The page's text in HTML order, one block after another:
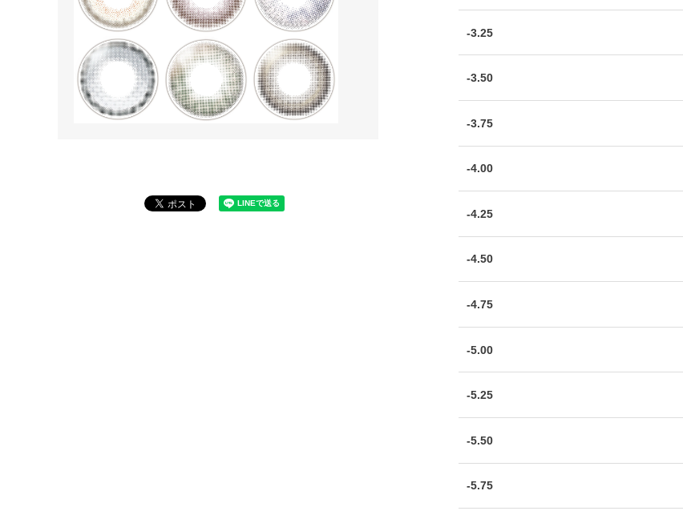
-3.25
-3.50
-3.75
-4.00
-4.25
-4.50
-4.75
-5.00
-5.25
-5.50
-5.75